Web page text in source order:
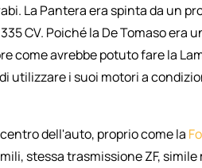
La Pantera era spinta da un
CV. Poiché la De Tomaso
come avrebbe potuto fare la
utilizzare i suoi motori a
dell'auto, proprio come la
stessa trasmissione ZF,